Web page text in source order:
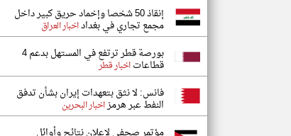
إنقاذ 50 شخصا وإخماد حريق كبير داخل
مجمع تجاري في بغداداخبار العراق
بورصة قطر ترتفع في المستهل بدعم 4
قطاعاتاخبار قطر
فانس: لا نثق بتعهدات إيران بشأن تدفق
النفط عبر هرمزاخبار البحرين